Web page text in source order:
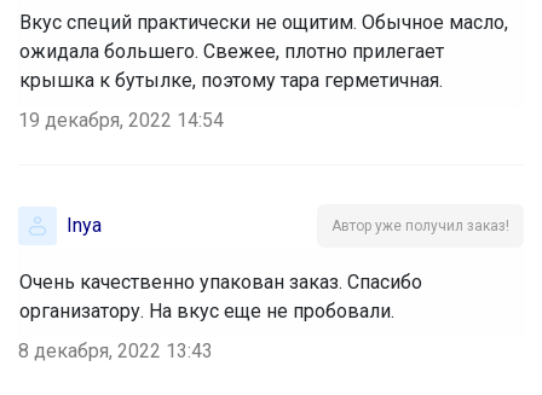
Вкус специй практически не ощитим. Обычное масло,
ожидала большего. Свежее, плотно прилегает
крышка к бутылке, поэтому тара герметичная.
19 декабря, 2022 14:54
Inya Автор уже получил заказ!
Очень качественно упакован заказ. Спасибо
организатору. На вкус еще не пробовали.
8 декабря, 2022 13:43